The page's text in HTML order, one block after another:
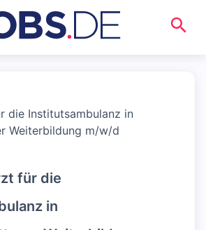
die Institutsambulanz in
Weiterbildung m/w/d
für die
in